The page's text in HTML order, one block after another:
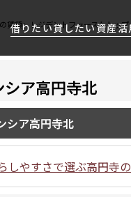
借りたい貸したい資産活
を数多
検索す
の賃貸」レジデントファーストトップ
ア高円寺北
シア高円寺北
しやすさで選ぶ高円寺